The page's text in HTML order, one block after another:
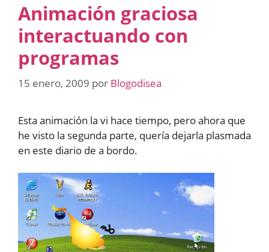
Animación graciosa
interactuando con
programas
15 enero, 2009 por Blogodisea
Esta animación la vi hace tiempo, pero ahora que
he visto la segunda parte, quería dejarla plasmada
en este diario de a bordo.